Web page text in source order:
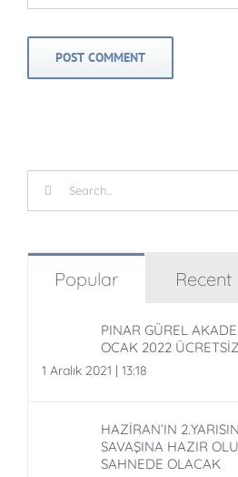
Search
for:
Popular Recent
PINAR GÜREL
OCAK 2022
1 Aralık 2021 | 13:18
HAZİRAN’IN
SAVAŞINA HAZIR
SAHNEDE OLACAK